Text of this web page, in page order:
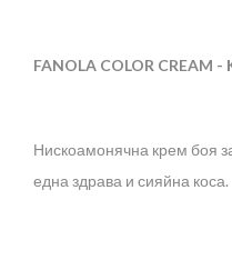
FANOLA COLOR
Нискоамонячна крем боя
една здрава и сияйна коса.